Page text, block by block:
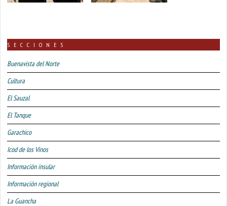
SECCIONES
Buenavista del Norte
Cultura
El Sauzal
El Tanque
Garachico
Icod de los Vinos
Información insular
Información regional
La Guancha